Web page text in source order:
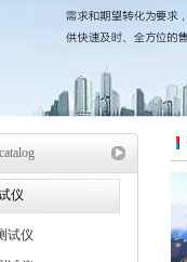
仪
试仪